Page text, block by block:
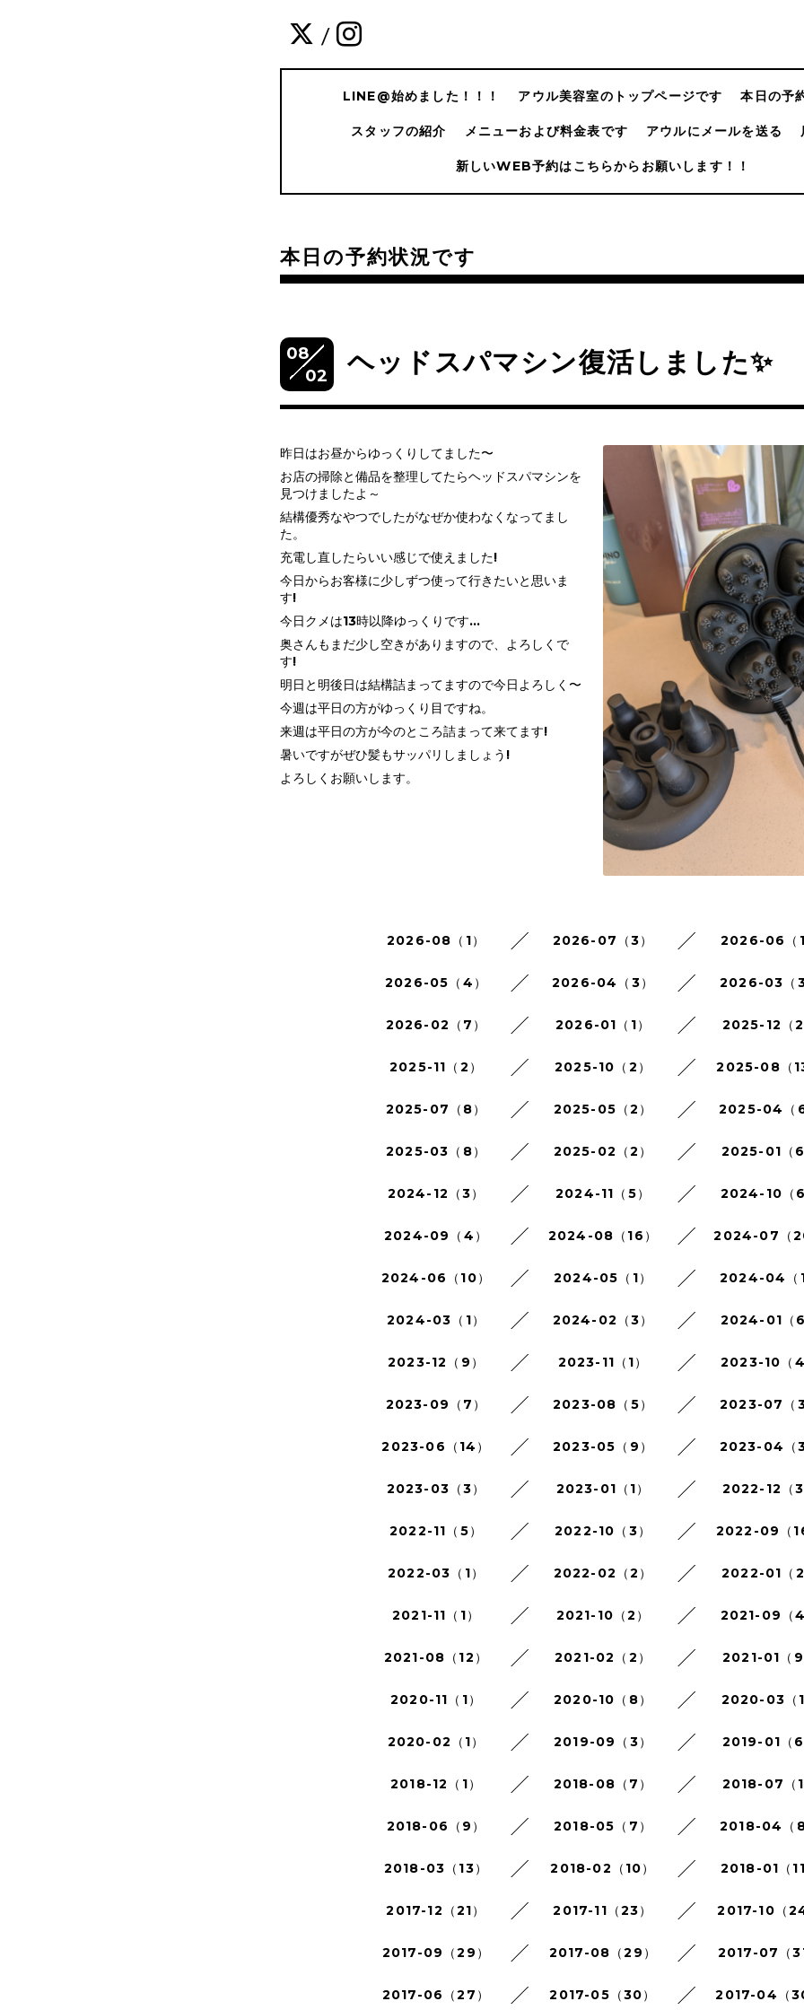
/
LINE@始めました！！！ アウル美容室のトップページです 本日の予
スタッフの紹介 メニューおよび料金表です アウルにメールを送る
新しいWEB予約はこちらからお願いします！！
本日の予約状況です
08
02
ヘッドスパマシン復活しました✨
昨日はお昼からゆっくりしてました〜
お店の掃除と備品を整理してたらヘッドスパマシンを
見つけましたよ～
結構優秀なやつでしたがなぜか使わなくなってまし
た。
充電し直したらいい感じで使えました!
今日からお客様に少しずつ使って行きたいと思いま
す!
今日クメは13時以降ゆっくりです…
奥さんもまだ少し空きがありますので、よろしくで
す!
明日と明後日は結構詰まってますので今日よろしく〜
今週は平日の方がゆっくり目ですね。
来週は平日の方が今のところ詰まって来てます!
暑いですがぜひ髪もサッパリしましょう!
よろしくお願いします。
2026-08（1） 2026-07（3） 2026-06（1
2026-05（4） 2026-04（3） 2026-03（3
2026-02（7） 2026-01（1） 2025-12（2
2025-11（2） 2025-10（2） 2025-08（13
2025-07（8） 2025-05（2） 2025-04（6
2025-03（8） 2025-02（2） 2025-01（6
2024-12（3） 2024-11（5） 2024-10（6
2024-09（4） 2024-08（16） 2024-07（
2024-06（10） 2024-05（1） 2024-04（1
2024-03（1） 2024-02（3） 2024-01（6
2023-12（9） 2023-11（1） 2023-10（4
2023-09（7） 2023-08（5） 2023-07（3
2023-06（14） 2023-05（9） 2023-04（3
2023-03（3） 2023-01（1） 2022-12（3
2022-11（5） 2022-10（3） 2022-09（16
2022-03（1） 2022-02（2） 2022-01（2
2021-11（1） 2021-10（2） 2021-09（4
2021-08（12） 2021-02（2） 2021-01（9
2020-11（1） 2020-10（8） 2020-03（1
2020-02（1） 2019-09（3） 2019-01（6
2018-12（1） 2018-08（7） 2018-07（1
2018-06（9） 2018-05（7） 2018-04（8
2018-03（13） 2018-02（10） 2018-01（11
2017-12（21） 2017-11（23） 2017-10（24
2017-09（29） 2017-08（29） 2017-07（31
2017-06（27） 2017-05（30） 2017-04（